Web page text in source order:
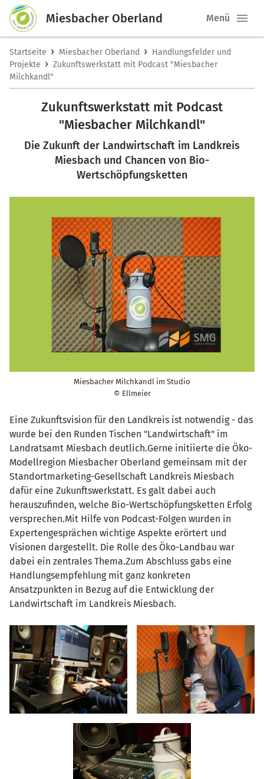
Miesbacher Oberland Menü
Startseite › Miesbacher Oberland › Handlungsfelder und
Projekte › Zukunftswerkstatt mit Podcast "Miesbacher
Milchkandl"
Zukunftswerkstatt mit Podcast
"Miesbacher Milchkandl"
Die Zukunft der Landwirtschaft im Landkreis
Miesbach und Chancen von Bio-
Wertschöpfungsketten
Miesbacher Milchkandl im Studio
© Ellmeier
Eine Zukunftsvision für den Landkreis ist notwendig - das
wurde bei den Runden Tischen "Landwirtschaft" im
Landratsamt Miesbach deutlich.Gerne initiierte die Öko-
Modellregion Miesbacher Oberland gemeinsam mit der
Standortmarketing-Gesellschaft Landkreis Miesbach
dafür eine Zukunftswerkstatt. Es galt dabei auch
herauszufinden, welche Bio-Wertschöpfungsketten Erfolg
versprechen.Mit Hilfe von Podcast-Folgen wurden in
Expertengesprächen wichtige Aspekte erörtert und
Visionen dargestellt. Die Rolle des Öko-Landbau war
dabei ein zentrales Thema.Zum Abschluss gabs eine
Handlungsempfehlung mit ganz konkreten
Ansatzpunkten in Bezug auf die Entwicklung der
Landwirtschaft im Landkreis Miesbach.